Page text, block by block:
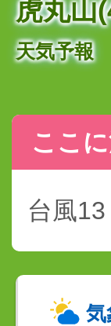
虎丸山
天気予報
ここに
台風
気